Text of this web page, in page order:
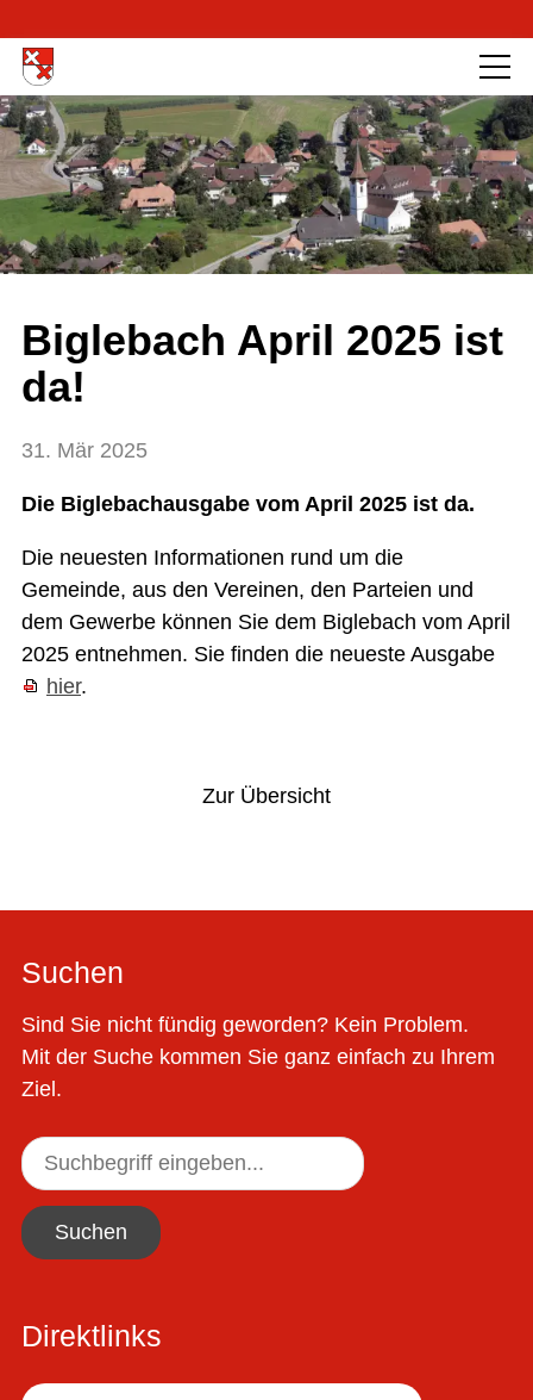
Biglebach April 2025 ist
da!
31. Mär 2025
Die Biglebachausgabe vom April 2025 ist da.
Die neuesten Informationen rund um die
Gemeinde, aus den Vereinen, den Parteien und
dem Gewerbe können Sie dem Biglebach vom April
2025 entnehmen. Sie finden die neueste Ausgabe
hier.
Zur Übersicht
Direktlinks
Suchen
Sind Sie nicht fündig geworden? Kein Problem.
Mit der Suche kommen Sie ganz einfach zu Ihrem
Ziel.
Suchen